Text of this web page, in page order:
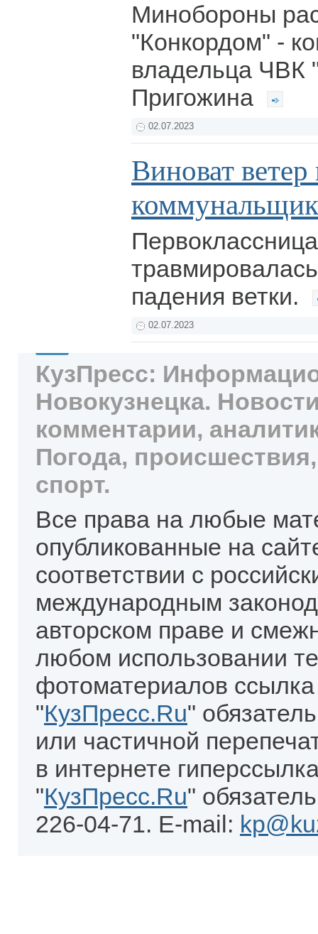
Минобороны
"Конкордом" -
владельца ЧВК
Пригожина
02.07.2023
Виноват ветер
падения ветки.
02.07.2023
КузПресс:
Новокузнецка.
комментарии,
Погода,
спорт.
Все права на любые
опубликованные на
соответствии с
международным
авторском праве и
любом использовании
фотоматериалов
"КузПресс.Ru"
или частичной
в интернете
"КузПресс.Ru"
226-04-71. E-mail: